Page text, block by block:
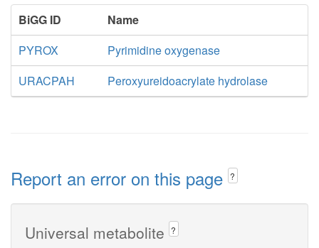
BiGG ID
Name
PYROX
Pyrimidine oxygenase
URACPAH
Peroxyureidoacrylate hydrolase
Report an error on this page ?
Universal metabolite ?